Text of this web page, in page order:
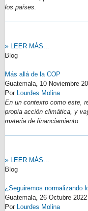
los países.
» LEER MÁS...
Blog
Más allá de la COP
Guatemala, 10 Noviembre
Por Lourdes Molina
En un contexto como este,
propia acción climática, y
materia de financiamiento.
» LEER MÁS...
Blog
¿Seguiremos normalizando
Guatemala, 26 Octubre 2022
Por Lourdes Molina